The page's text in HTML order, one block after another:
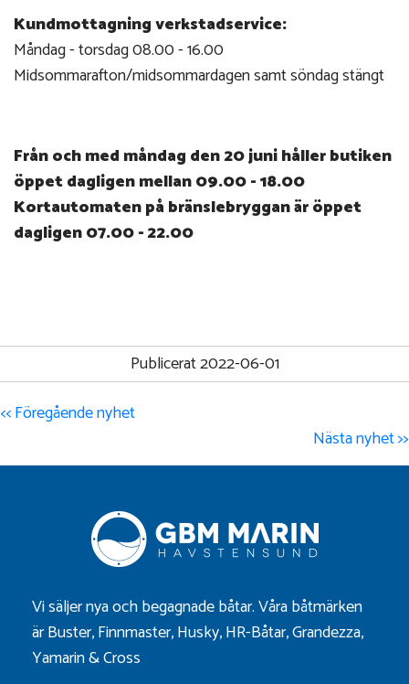
Kundmottagning verkstadservice:
Måndag - torsdag 08.00 - 16.00
Midsommarafton/midsommardagen samt söndag stängt
Från och med måndag den 20 juni håller butiken
öppet dagligen mellan 09.00 - 18.00
Kortautomaten på bränslebryggan är öppet
dagligen 07.00 - 22.00
Publicerat 2022-06-01
<< Föregående nyhet
Nästa nyhet >>
Vi säljer nya och begagnade båtar. Våra båtmärken
ärBuster,Finnmaster,Husky,HR-Båtar,Grandezza,
Yamarin&Cross